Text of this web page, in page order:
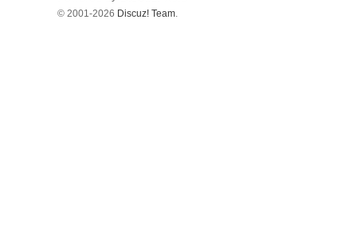
© 2001-2026 Discuz! Team